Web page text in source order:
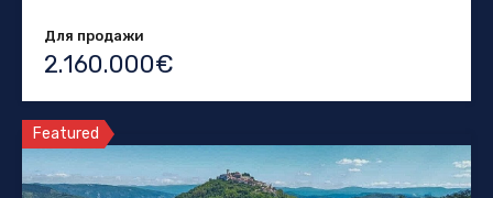
Для продажи
2.160.000€
Featured